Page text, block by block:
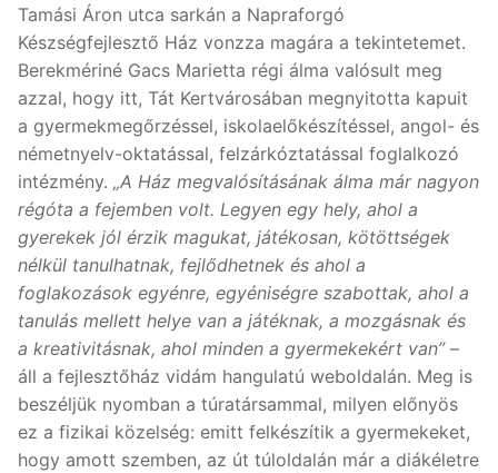
Tamási Áron utca sarkán a Napraforgó
Készségfejlesztő Ház vonzza magára a tekintetemet.
Berekmériné Gacs Marietta régi álma valósult meg
azzal, hogy itt, Tát Kertvárosában megnyitotta kapuit
a gyermekmegőrzéssel, iskolaelőkészítéssel, angol- és
németnyelv-oktatással, felzárkóztatással foglalkozó
intézmény. „A Ház megvalósításának álma már nagyon
régóta a fejemben volt. Legyen egy hely, ahol a
gyerekek jól érzik magukat, játékosan, kötöttségek
nélkül tanulhatnak, fejlődhetnek és ahol a
foglakozások egyénre, egyéniségre szabottak, ahol a
tanulás mellett helye van a játéknak, a mozgásnak és
a kreativitásnak, ahol minden a gyermekekért van”–
áll a fejlesztőház vidám hangulatú weboldalán. Meg is
beszéljük nyomban a túratársammal, milyen előnyös
ez a fizikai közelség: emitt felkészítik a gyermekeket,
hogy amott szemben, az út túloldalán már a diákéletre